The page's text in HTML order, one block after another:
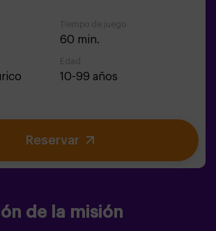
Tiempo de juego
60 min.
Edad
10-99 años
Reservar
de la misión